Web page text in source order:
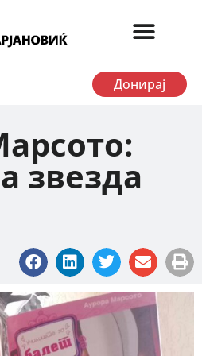
Донирај
звезда